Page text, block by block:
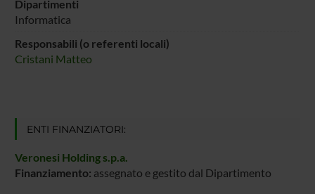
Dipartimenti
Informatica
Responsabili (o referenti locali)
Cristani Matteo
ENTI FINANZIATORI:
Veronesi Holding s.p.a.
Finanziamento: assegnato e gestito dal Dipartimento